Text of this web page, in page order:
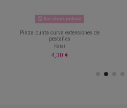
Sin stock online
Pinza punta curva extensiones de
pestañas
Katai
4,30 €